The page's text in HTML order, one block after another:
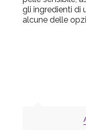
gli ingredienti di
alcune delle